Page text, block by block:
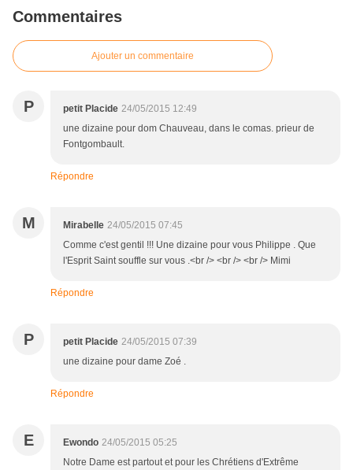
Commentaires
Ajouter un commentaire
P petit Placide 24/05/2015 12:49
une dizaine pour dom Chauveau, dans le comas. prieur de
Fontgombault.
Répondre
M Mirabelle 24/05/2015 07:45
Comme c'est gentil !!! Une dizaine pour vous Philippe . Que
l'Esprit Saint souffle sur vous .<br /> <br /> <br /> Mimi
Répondre
P petit Placide 24/05/2015 07:39
une dizaine pour dame Zoé .
Répondre
E Ewondo 24/05/2015 05:25
Notre Dame est partout et pour les Chrétiens d'Extrême